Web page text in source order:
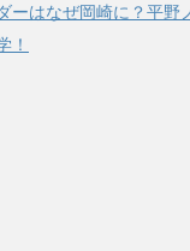
ーはなぜ岡崎に？平野
！